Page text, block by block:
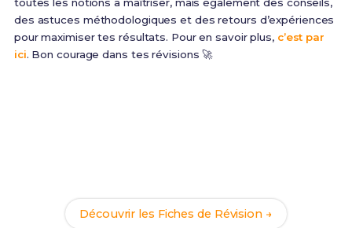
toutes les notions à maîtriser, mais également des conseils,
des astuces méthodologiques et des retours d’expériences
pour maximiser tes résultats. Pour en savoir plus, c’est par
ici. Bon courage dans tes révisions 🚀
Découvrir les Fiches de Révision →